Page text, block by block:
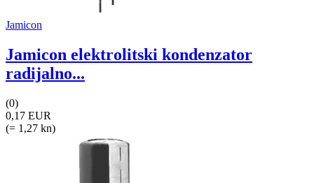
Jamicon
Jamicon elektrolitski kondenzator
radijalno...
(0)
0,17 EUR
(= 1,27 kn)